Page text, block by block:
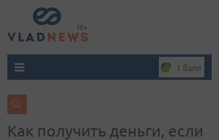
1 балл
Как получить деньги, если